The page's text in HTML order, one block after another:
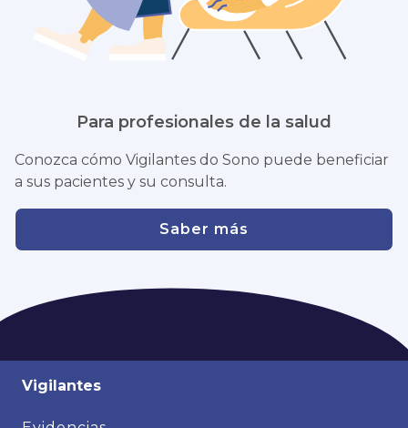
Para profesionales de la salud
Conozca cómo Vigilantes do Sono puede beneficiar
a sus pacientes y su consulta.
Saber más
Vigilantes